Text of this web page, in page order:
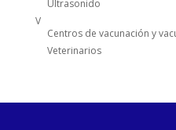
Ultrasonido
V
Centros de vacunación y
Veterinarios